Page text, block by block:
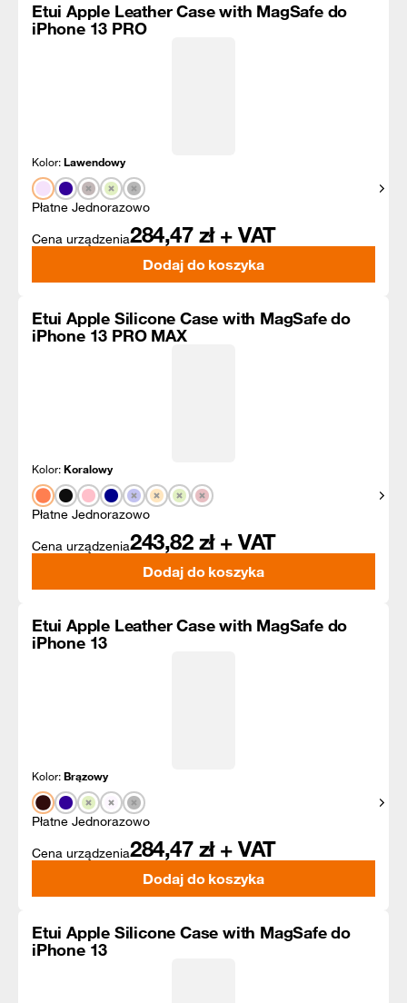
Etui Apple Leather Case with MagSafe do
iPhone 13 PRO
Kolor:Lawendowy
Płatne Jednorazowo
Cena urządzenia284,47 zł + VAT
Dodaj do koszyka
Etui Apple Silicone Case with MagSafe do
iPhone 13 PRO MAX
Kolor:Koralowy
Płatne Jednorazowo
Cena urządzenia243,82 zł + VAT
Dodaj do koszyka
Etui Apple Leather Case with MagSafe do
iPhone 13
Kolor:Brązowy
Płatne Jednorazowo
Cena urządzenia284,47 zł + VAT
Dodaj do koszyka
Etui Apple Silicone Case with MagSafe do
iPhone 13